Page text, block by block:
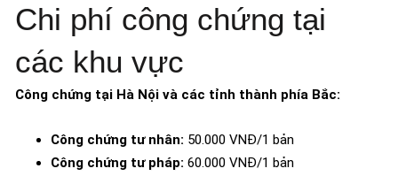
Chi phí công chứng tại
các khu vực
Công chứng tại Hà Nội và các tỉnh thành phía Bắc:
Công chứng tư nhân: 50.000 VNĐ/1 bản
Công chứng tư pháp: 60.000 VNĐ/1 bản